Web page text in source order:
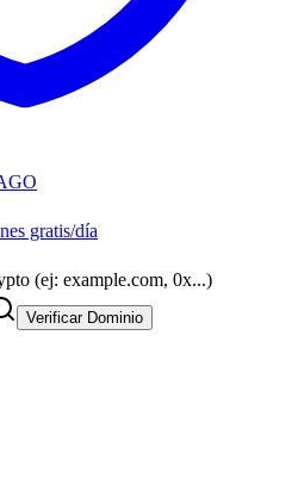
gratis/día
(ej: example.com, 0x...)
Verificar Dominio